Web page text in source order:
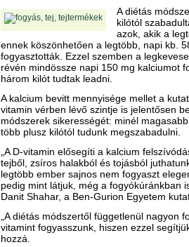
A diétás
kilótól
azok, akik a
ennek köszönhetően a legtöbb, napi kb.
fogyasztották. Ezzel szemben a
révén mindössze napi 150 mg kalciumot
három kilót tudtak leadni.
A kalcium bevitt mennyisége mellet a
vitamin vérben lévő szintje is jelentősen
módszerek sikerességét: minél
több plusz kilótól tudunk megszabadulni.
„A D-vitamin elősegíti a kalcium
tejből, zsíros halakból és tojásból
legtöbb ember sajnos nem fogyaszt
pedig mint látjuk, még a fogyókúránkban
Danit Shahar, a Ben-Gurion Egyetem
„A diétás módszertől függetlenül nagyon
vitamint fogyasszunk, hiszen ezzel
hozzá.